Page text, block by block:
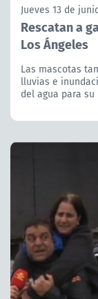
Jueves 13 de
Rescatan a
Los Ángeles
Las mascotas
lluvias e
del agua para